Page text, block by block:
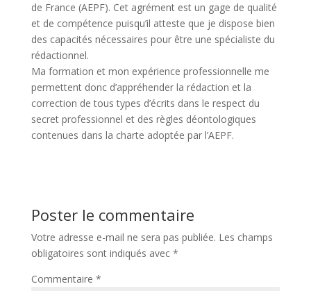
de France (AEPF). Cet agrément est un gage de qualité
et de compétence puisqu’il atteste que je dispose bien
des capacités nécessaires pour être une spécialiste du
rédactionnel.
Ma formation et mon expérience professionnelle me
permettent donc d’appréhender la rédaction et la
correction de tous types d’écrits dans le respect du
secret professionnel et des règles déontologiques
contenues dans la charte adoptée par l’AEPF.
Poster le commentaire
Votre adresse e-mail ne sera pas publiée. Les champs
obligatoires sont indiqués avec *
Commentaire *